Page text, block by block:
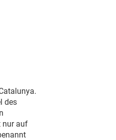
des
nur auf